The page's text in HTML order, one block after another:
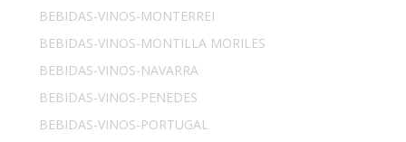
BEBIDAS-VINOS-MONTERREI
BEBIDAS-VINOS-MONTILLA MORILES
BEBIDAS-VINOS-NAVARRA
BEBIDAS-VINOS-PENEDES
BEBIDAS-VINOS-PORTUGAL